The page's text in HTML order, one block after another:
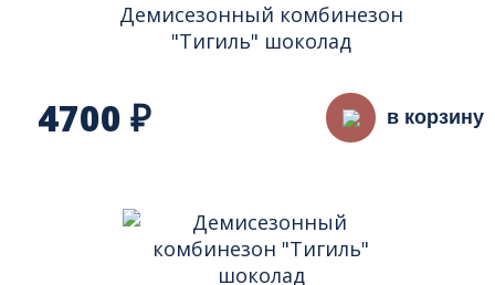
Демисезонный комбинезон
"Тигиль" шоколад
4700 ₽ в корзину